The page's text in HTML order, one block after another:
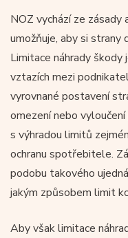
NOZ vychází ze
umožňuje, aby si
Limitace náhrady škody
vztazích mezi
vyrovnané postavení
omezení nebo
s výhradou limitů
ochranu spotřebitele.
podobu takového
jakým způsobem limit
Aby však limitace